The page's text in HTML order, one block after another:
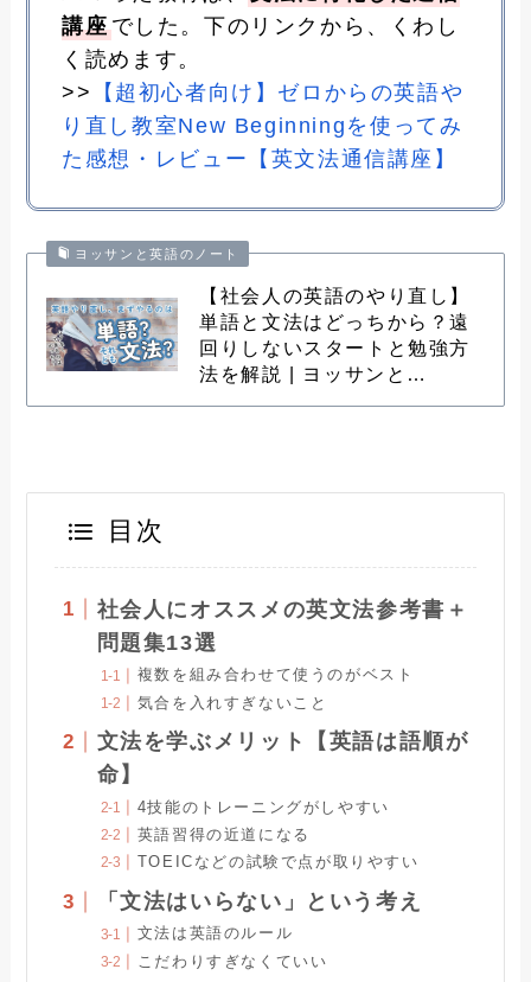
講座でした。下のリンクから、くわし
く読めます。
>>
【超初心者向け】ゼロからの英語や
り直し教室New Beginningを使ってみ
た感想・レビュー【英文法通信講座】
ヨッサンと英語のノート
【社会人の英語のやり直し】
単語と文法はどっちから？遠
回りしないスタートと勉強方
法を解説 | ヨッサンと…
目次
社会人にオススメの英文法参考書＋
問題集13選
複数を組み合わせて使うのがベスト
気合を入れすぎないこと
文法を学ぶメリット【英語は語順が
命】
4技能のトレーニングがしやすい
英語習得の近道になる
TOEICなどの試験で点が取りやすい
「文法はいらない」という考え
文法は英語のルール
こだわりすぎなくていい